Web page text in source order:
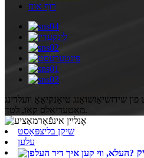
רוף אונז
שידזשיאַזשואַנג טיאַנקיאַאָ וועלדינג
מאַטעריאַלס קאָו, לטד.
שיקן בליצפּאָסט
עלען